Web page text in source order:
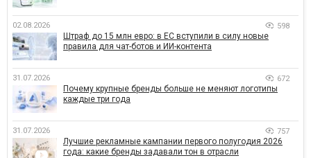
02.08.2026 598
Штраф до 15 млн евро: в ЕС вступили в силу новые
правила для чат-ботов и ИИ-контента
31.07.2026 672
Почему крупные бренды больше не меняют логотипы
каждые три года
31.07.2026 757
Лучшие рекламные кампании первого полугодия 2026
года: какие бренды задавали тон в отрасли